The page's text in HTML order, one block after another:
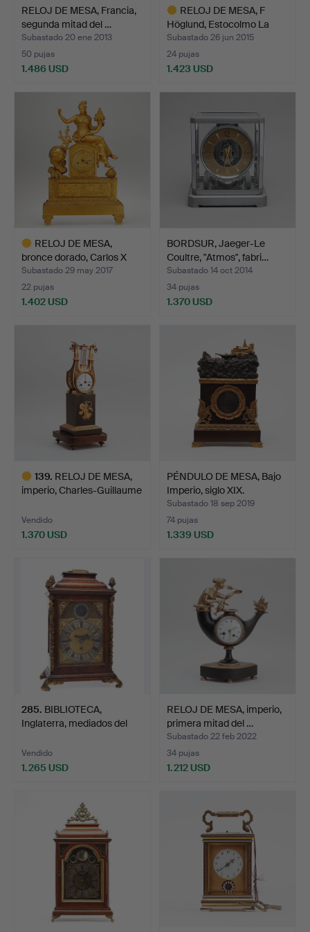
RELOJ DE MESA, Francia,
segunda mitad del …
Subastado 20 ene 2013
50 pujas
1.486 USD
RELOJ DE MESA, F
Höglund, Estocolmo La
seg…
Subastado 26 jun 2015
24 pujas
1.423 USD
RELOJ DE MESA,
bronce dorado, Carlos X
Fra…
Subastado 29 may 2017
22 pujas
1.402 USD
BORDSUR, Jaeger-Le
Coultre, "Atmos", fabri…
Subastado 14 oct 2014
34 pujas
1.370 USD
139. RELOJ DE MESA,
imperio, Charles-Guillaume
Vendido
1.370 USD
seleccionado
PÉNDULO DE MESA, Bajo
Imperio, siglo XIX.
Subastado 18 sep 2019
74 pujas
1.339 USD
285. BIBLIOTECA,
Inglaterra, mediados del
Vendido
1.265 USD
RELOJ DE MESA, imperio,
primera mitad del …
Subastado 22 feb 2022
34 pujas
1.212 USD